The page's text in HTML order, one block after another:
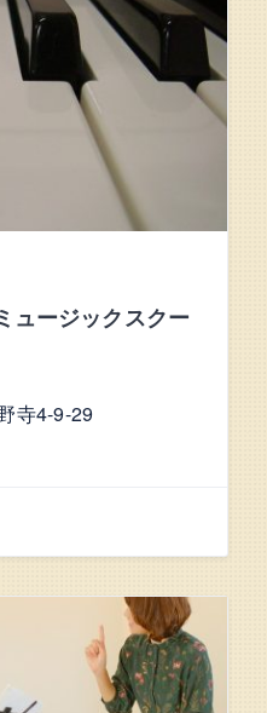
ージックスクー
寺4-9-29